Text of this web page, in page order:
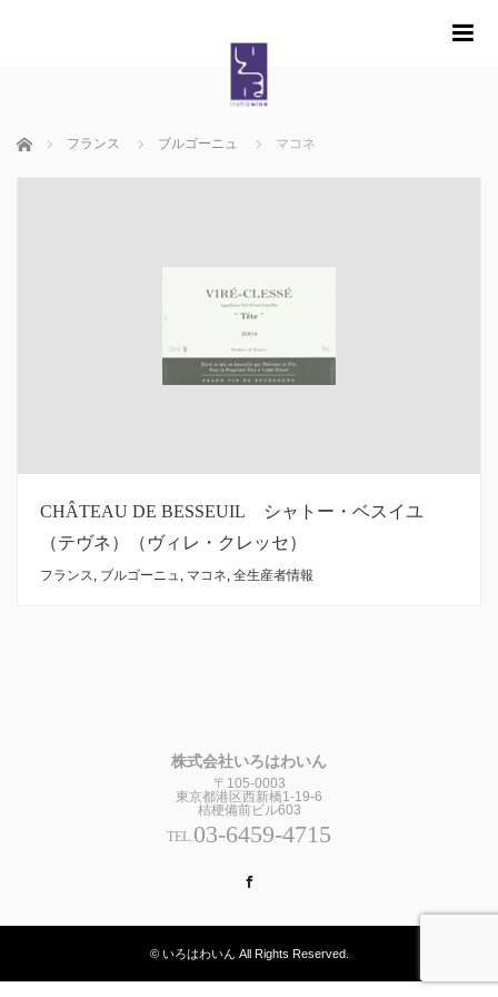
ホーム フランス ブルゴーニュ マコネ
CHÂTEAU DE BESSEUIL シャトー・ベスイユ
（テヴネ）（ヴィレ・クレッセ）
フランス, ブルゴーニュ, マコネ, 全生産者情報
株式会社いろはわいん
〒105-0003
東京都港区西新橋1-19-6
桔梗備前ビル603
TEL.03-6459-4715
© いろはわいん All Rights Reserved.